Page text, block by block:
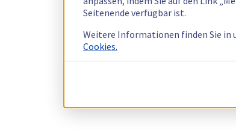
Seitenende verfügbar ist.
Weitere Informationen finden Sie in
Cookies.